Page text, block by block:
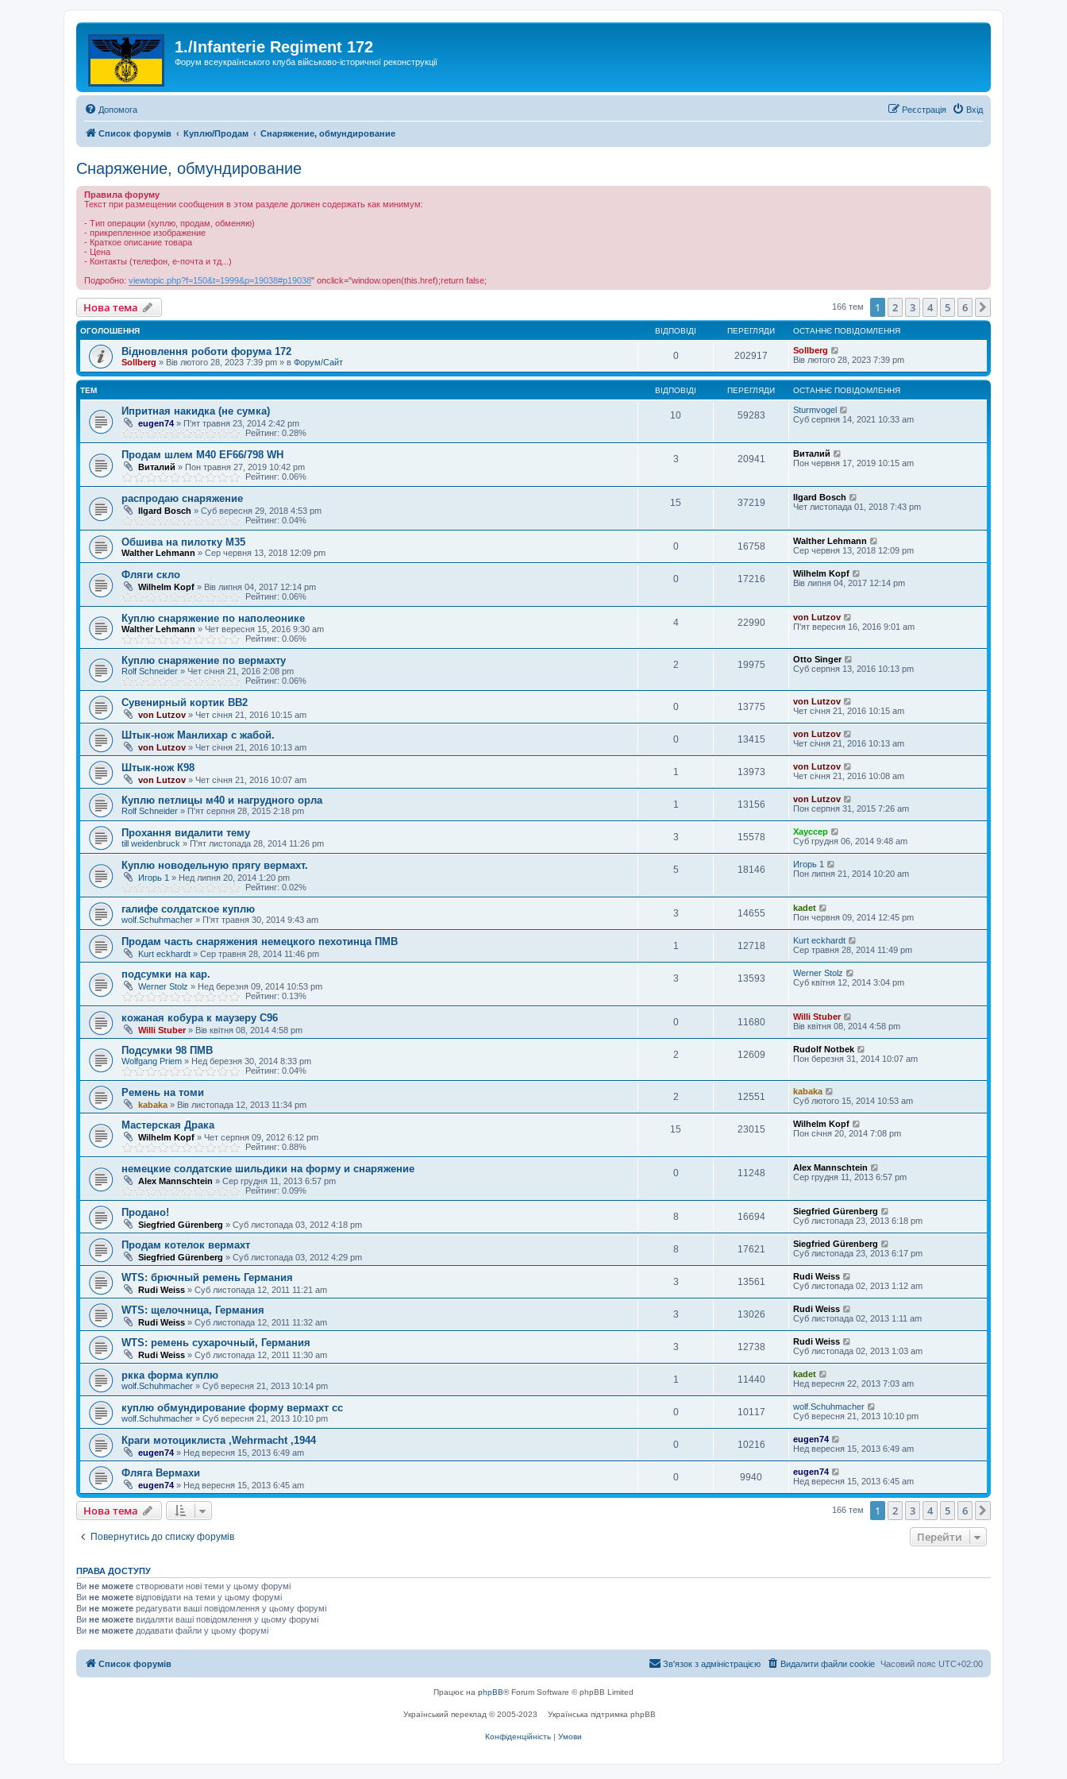
1./Infanterie Regiment 172
Форум всеукраїнського клуба військово-історичної реконструкції
Допомога Вхід
Реєстрація
Список форумів Куплю/Продам Снаряжение, обмундирование
Снаряжение, обмундирование
Правила форуму
Текст при размещении сообщения в этом разделе должен содержать как минимум:
- Тип операции (куплю, продам, обменяю)
- прикрепленное изображение
- Краткое описание товара
- Цена
- Контакты (телефон, е-почта и тд...)
Подробно: viewtopic.php?f=150&t=1999&p=19038#p19038" onclick="window.open(this.href);return false;
Нова тема 166 тем 1 2 3 4 5 6
ОГОЛОШЕННЯ ВІДПОВІДІ ПЕРЕГЛЯДИ ОСТАННЄ ПОВІДОМЛЕННЯ
Відновлення роботи форума 172
Sollberg » Вів лютого 28, 2023 7:39 pm » в Форум/Сайт
0 202917
Sollberg
Вів лютого 28, 2023 7:39 pm
ТЕМ ВІДПОВІДІ ПЕРЕГЛЯДИ ОСТАННЄ ПОВІДОМЛЕННЯ
Ипритная накидка (не сумка)
eugen74 » П'ят травня 23, 2014 2:42 pm
Рейтинг: 0.28%
10 59283
Sturmvogel
Суб серпня 14, 2021 10:33 am
Продам шлем M40 EF66/798 WH
Виталий » Пон травня 27, 2019 10:42 pm
Рейтинг: 0.06%
3 20941
Виталий
Пон червня 17, 2019 10:15 am
распродаю снаряжение
Ilgard Bosch » Суб вересня 29, 2018 4:53 pm
Рейтинг: 0.04%
15 37219
Ilgard Bosch
Чет листопада 01, 2018 7:43 pm
Обшива на пилотку М35
Walther Lehmann » Сер червня 13, 2018 12:09 pm
0 16758
Walther Lehmann
Сер червня 13, 2018 12:09 pm
Фляги скло
Wilhelm Kopf » Вів липня 04, 2017 12:14 pm
Рейтинг: 0.06%
0 17216
Wilhelm Kopf
Вів липня 04, 2017 12:14 pm
Куплю снаряжение по наполеонике
Walther Lehmann » Чет вересня 15, 2016 9:30 am
Рейтинг: 0.06%
4 22990
von Lutzov
П'ят вересня 16, 2016 9:01 am
Куплю снаряжение по вермахту
Rolf Schneider » Чет січня 21, 2016 2:08 pm
Рейтинг: 0.06%
2 19975
Otto Singer
Суб серпня 13, 2016 10:13 pm
Сувенирный кортик ВВ2
von Lutzov » Чет січня 21, 2016 10:15 am
0 13775
von Lutzov
Чет січня 21, 2016 10:15 am
Штык-нож Манлихар с жабой.
von Lutzov » Чет січня 21, 2016 10:13 am
0 13415
von Lutzov
Чет січня 21, 2016 10:13 am
Штык-нож К98
von Lutzov » Чет січня 21, 2016 10:07 am
1 13973
von Lutzov
Чет січня 21, 2016 10:08 am
Куплю петлицы м40 и нагрудного орла
Rolf Schneider » П'ят серпня 28, 2015 2:18 pm
1 13156
von Lutzov
Пон серпня 31, 2015 7:26 am
Прохання видалити тему
till weidenbruck » П'ят листопада 28, 2014 11:26 pm
3 15578
Хауссер
Суб грудня 06, 2014 9:48 am
Куплю новодельную прягу вермахт.
Игорь 1 » Нед липня 20, 2014 1:20 pm
Рейтинг: 0.02%
5 18146
Игорь 1
Пон липня 21, 2014 10:20 am
галифе солдатское куплю
wolf.Schuhmacher » П'ят травня 30, 2014 9:43 am
3 14655
kadet
Пон червня 09, 2014 12:45 pm
Продам часть снаряжения немецкого пехотинца ПМВ
Kurt eckhardt » Сер травня 28, 2014 11:46 pm
1 12718
Kurt eckhardt
Сер травня 28, 2014 11:49 pm
подсумки на кар.
Werner Stolz » Нед березня 09, 2014 10:53 pm
Рейтинг: 0.13%
3 13593
Werner Stolz
Суб квітня 12, 2014 3:04 pm
кожаная кобура к маузеру С96
Willi Stuber» Вів квітня 08, 2014 4:58 pm
0 11680
Willi Stuber
Вів квітня 08, 2014 4:58 pm
Подсумки 98 ПМВ
Wolfgang Priem » Нед березня 30, 2014 8:33 pm
Рейтинг: 0.04%
2 12609
Rudolf Notbek
Пон березня 31, 2014 10:07 am
Ремень на томи
kabaka » Вів листопада 12, 2013 11:34 pm
2 12551
kabaka
Суб лютого 15, 2014 10:53 am
Мастерская Драка
Wilhelm Kopf » Чет серпня 09, 2012 6:12 pm
Рейтинг: 0.88%
15 23015
Wilhelm Kopf
Пон січня 20, 2014 7:08 pm
немецкие солдатские шильдики на форму и снаряжение
Alex Mannschtein » Сер грудня 11, 2013 6:57 pm
Рейтинг: 0.09%
0 11248
Alex Mannschtein
Сер грудня 11, 2013 6:57 pm
Продано!
Siegfried Gürenberg » Суб листопада 03, 2012 4:18 pm
8 16694
Siegfried Gürenberg
Суб листопада 23, 2013 6:18 pm
Продам котелок вермахт
Siegfried Gürenberg » Суб листопада 03, 2012 4:29 pm
8 17621
Siegfried Gürenberg
Суб листопада 23, 2013 6:17 pm
WTS: брючный ремень Германия
Rudi Weiss » Суб листопада 12, 2011 11:21 am
3 13561
Rudi Weiss
Суб листопада 02, 2013 1:12 am
WTS: щелочница, Германия
Rudi Weiss » Суб листопада 12, 2011 11:32 am
3 13026
Rudi Weiss
Суб листопада 02, 2013 1:11 am
WTS: ремень сухарочный, Германия
Rudi Weiss » Суб листопада 12, 2011 11:30 am
3 12738
Rudi Weiss
Суб листопада 02, 2013 1:03 am
ркка форма куплю
wolf.Schuhmacher » Суб вересня 21, 2013 10:14 pm
1 11440
kadet
Нед вересня 22, 2013 7:03 am
куплю обмундирование форму вермахт сс
wolf.Schuhmacher » Суб вересня 21, 2013 10:10 pm
0 10117
wolf.Schuhmacher
Суб вересня 21, 2013 10:10 pm
Краги мотоциклиста ,Wehrmacht ,1944
eugen74 » Нед вересня 15, 2013 6:49 am
0 10216
eugen74
Нед вересня 15, 2013 6:49 am
Фляга Вермахи
eugen74 » Нед вересня 15, 2013 6:45 am
0 9940
eugen74
Нед вересня 15, 2013 6:45 am
Нова тема 166 тем 1 2 3 4 5 6
Повернутись до списку форумів Перейти
ПРАВА ДОСТУПУ
Ви не можете створювати нові теми у цьому форумі
Ви не можете відповідати на теми у цьому форумі
Ви не можете редагувати ваші повідомлення у цьому форумі
Ви не можете видаляти ваші повідомлення у цьому форумі
Ви не можете додавати файли у цьому форумі
Список форумів Часовий пояс UTC+02:00
Видалити файли cookie
Зв'язок з адміністрацією
Працює на phpBB® Forum Software © phpBB Limited
Український переклад © 2005-2023 Українська підтримка phpBB
Конфіденційність | Умови